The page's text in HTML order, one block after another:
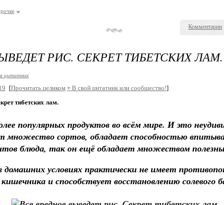
Комментарии
РИС. СЕКРЕТ ТИБЕТСКИХ ЛАМ.
цитатник
[Прочитать целиком + В свой цитатник или сообщество!]
тибетских лам.
популярных продуктов во всём мире. И это
множество сортов, обладает способностью
блюда, так он ещё обладает множеством
условиях практически не имеет
и способствует восстановлению солевого